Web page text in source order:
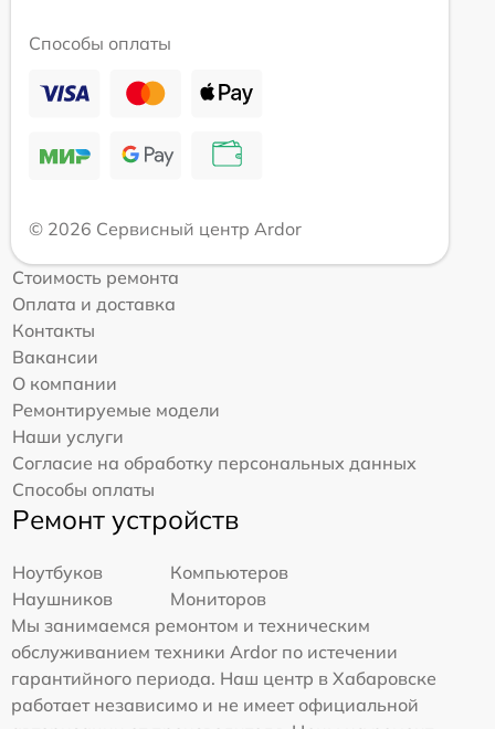
Способы оплаты
© 2026 Сервисный центр Ardor
Стоимость ремонта
Оплата и доставка
Контакты
Вакансии
О компании
Ремонтируемые модели
Наши услуги
Согласие на обработку персональных данных
Способы оплаты
Ремонт устройств
Ноутбуков
Компьютеров
Наушников
Мониторов
Мы занимаемся ремонтом и техническим
обслуживанием техники Ardor по истечении
гарантийного периода. Наш центр в Хабаровске
работает независимо и не имеет официальной